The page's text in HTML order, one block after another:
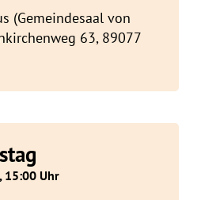
(Gemeindesaal von
63, 89077
15:00 Uhr